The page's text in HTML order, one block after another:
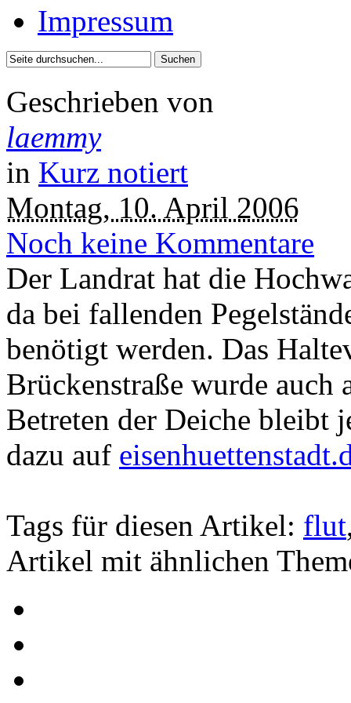
Impressum
Geschrieben von
laemmy
in Kurz notiert
Montag, 10. April 2006
Noch keine Kommentare
Der Landrat hat die
da bei fallenden
benötigt werden. Das
Brückenstraße wurde auch
Betreten der Deiche bleibt
dazu auf
Tags für diesen Artikel: flut
Artikel mit ähnlichen